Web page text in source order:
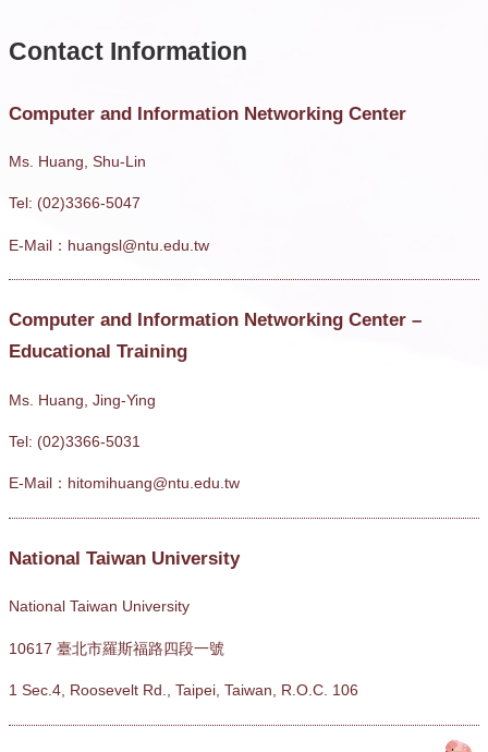
Computer and Information Networking Center
Ms. Huang, Shu-Lin
Tel: (02)3366-5047
E-Mail：huangsl@ntu.edu.tw
Computer and Information Networking Center –
Educational Training
Ms. Huang, Jing-Ying
Tel: (02)3366-5031
E-Mail：hitomihuang@ntu.edu.tw
National Taiwan University
National Taiwan University
10617 臺北市羅斯福路四段一號
1 Sec.4, Roosevelt Rd., Taipei, Taiwan, R.O.C. 106